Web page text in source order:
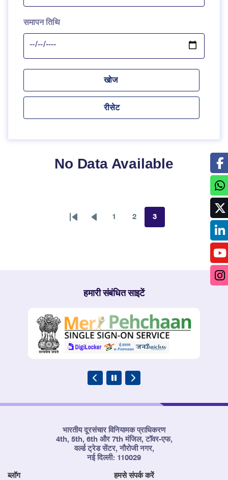
समापन तिथि
No Data Available
First
Previous
1 2 3
हमारी संबंधित साइटें
भारतीय दूरसंचार विनियामक प्राधिकरण
4th, 5th, 6th और 7th मंजिल, टॉवर-एफ,
वर्ल्ड ट्रेड सेंटर, नौरोजी नगर,
नई दिल्ली: 110029
ब्लॉग हमसे संपर्क करें